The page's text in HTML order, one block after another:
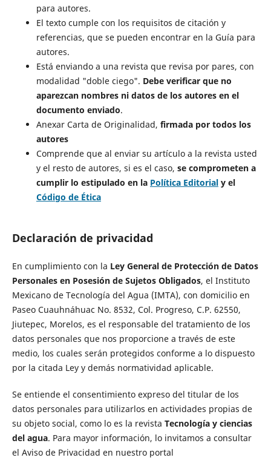
para autores.
El texto cumple con los requisitos de citación y
referencias, que se pueden encontrar en la Guía para
autores.
Está enviando a una revista que revisa por pares, con
modalidad "doble ciego". Debe verificar que no
aparezcan nombres ni datos de los autores en el
documento enviado.
Anexar Carta de Originalidad, firmada por todos los
autores
Comprende que al enviar su artículo a la revista usted
y el resto de autores, si es el caso, se comprometen a
cumplir lo estipulado en la Política Editorialy el
Código de Ética
Declaración de privacidad
En cumplimiento con la Ley General de Protección de Datos
Personales en Posesión de Sujetos Obligados, el Instituto
Mexicano de Tecnología del Agua (IMTA), con domicilio en
Paseo Cuauhnáhuac No. 8532, Col. Progreso, C.P. 62550,
Jiutepec, Morelos, es el responsable del tratamiento de los
datos personales que nos proporcione a través de este
medio, los cuales serán protegidos conforme a lo dispuesto
por la citada Ley y demás normatividad aplicable.
Se entiende el consentimiento expreso del titular de los
datos personales para utilizarlos en actividades propias de
su objeto social, como lo es la revista Tecnología y ciencias
del agua. Para mayor información, lo invitamos a consultar
el Aviso de Privacidad en nuestro portal